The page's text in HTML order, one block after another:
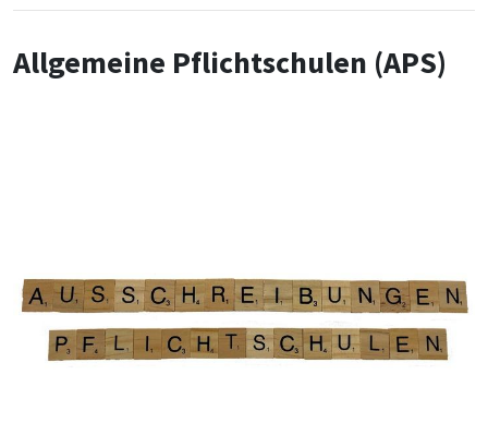
Allgemeine Pflichtschulen (APS)